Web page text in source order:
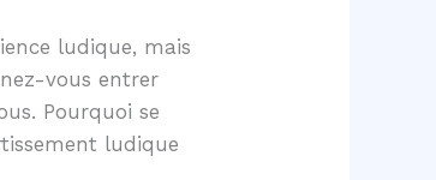
ludique, mais
vous entrer
Pourquoi se
ludique